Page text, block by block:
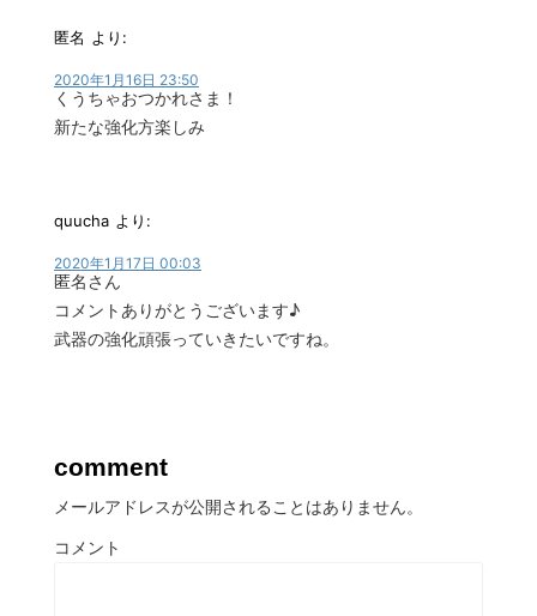
匿名 より:
2020年1月16日 23:50
くうちゃおつかれさま！
新たな強化方楽しみ
quucha より:
2020年1月17日 00:03
匿名さん
コメントありがとうございます♪
武器の強化頑張っていきたいですね。
comment
メールアドレスが公開されることはありません。
コメント